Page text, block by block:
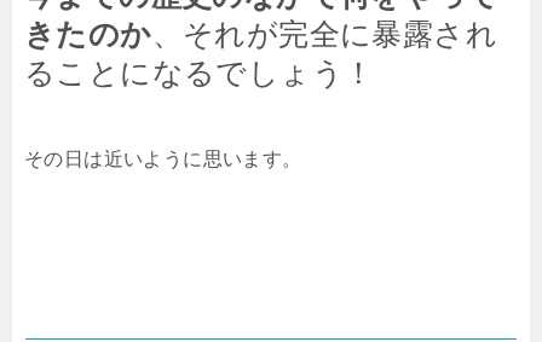
きたのか、それが完全に暴露され
ることになるでしょう！
その日は近いように思います。